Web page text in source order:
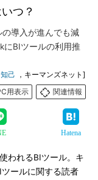
つ？
導入が進んでも減
にBIツールの利用推
己 ，キーマンズネット]
用表示
関連情報
Hatena
われるBIツール。キ
ールに関する読者